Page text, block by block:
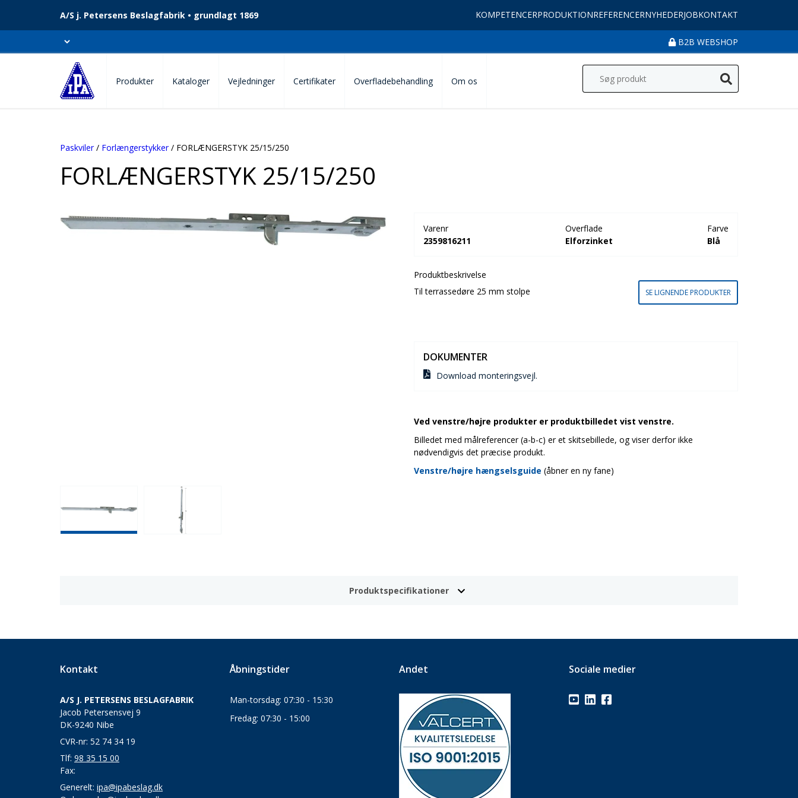
A/S j. Petersens Beslagfabrik • grundlagt 1869 KOMPETENCERPRODUKTIONREFERENCERNYHEDERJOBKONTAKT
B2B WEBSHOP
Produkter Kataloger Vejledninger Certifikater Overfladebehandling Om os
Paskviler/ Forlængerstykker/ FORLÆNGERSTYK 25/15/250
FORLÆNGERSTYK 25/15/250
Varenr
2359816211
Overflade
Elforzinket
Farve
Blå
Produktbeskrivelse
Til terrassedøre 25 mm stolpe
SE LIGNENDE PRODUKTER
DOKUMENTER
Download monteringsvejl.
Ved venstre/højre produkter er produktbilledet vist venstre.
Billedet med målreferencer (a-b-c) er et skitsebillede, og viser derfor ikke
nødvendigvis det præcise produkt.
Venstre/højre hængselsguide (åbner en ny fane)
Produktspecifikationer
Kontakt
A/S J. PETERSENS BESLAGFABRIK
Jacob Petersensvej 9
DK-9240 Nibe
CVR-nr: 52 74 34 19
Tlf: 98 35 15 00
Fax:
Generelt: ipa@ipabeslag.dk
Åbningstider
Man-torsdag: 07:30 - 15:30
Fredag: 07:30 - 15:00
Andet Sociale medier